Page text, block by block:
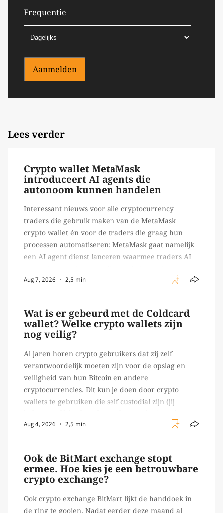
Frequentie
Aanmelden
Lees verder
Crypto wallet MetaMask
introduceert AI agents die
autonoom kunnen handelen
Interessant nieuws voor alle cryptocurrency
traders die gebruik maken van de MetaMask
crypto wallet én voor de traders die graag hun
processen automatiseren: MetaMask gaat namelijk
een AI agent dienst lanceren waarmee traders AI
verrichten, zoals het daadwerkelijk uitvoeren van
Aug 7, 2026 2,5 min
Wat is er gebeurd met de Coldcard
wallet? Welke crypto wallets zijn
nog veilig?
Al jaren horen crypto gebruikers dat zij zelf
verantwoordelijk moeten zijn voor de opslag en
veiligheid van hun Bitcoin en andere
cryptocurrencies. Dit kun je doen door crypto
wallets te gebruiken die self custodial zijn (jij
Ledger of Trezor bijvoorbeeld. Echter, op 29 juli
Aug 4, 2026 2,5 min
Ook de BitMart exchange stopt
ermee. Hoe kies je een betrouwbare
crypto exchange?
Ook crypto exchange BitMart lijkt de handdoek in
de ring te gooien. Nadat eerder deze maand al